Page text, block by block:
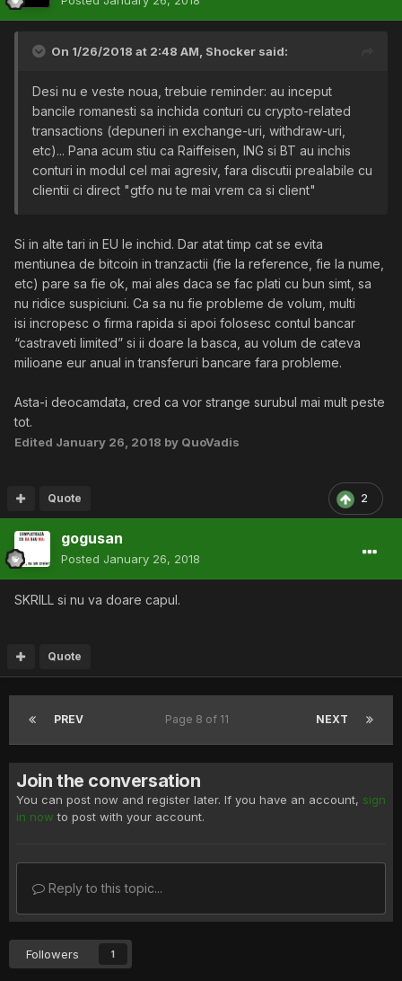
On 1/26/2018 at 2:48 AM, Shocker said:
Desi nu e veste noua, trebuie reminder: au inceput
bancile romanesti sa inchida conturi cu crypto-related
transactions (depuneri in exchange-uri, withdraw-uri,
etc)... Pana acum stiu ca Raiffeisen, ING si BT au inchis
conturi in modul cel mai agresiv, fara discutii prealabile cu
clientii ci direct "gtfo nu te mai vrem ca si client"
Si in alte tari in EU le inchid. Dar atat timp cat se evita
mentiunea de bitcoin in tranzactii (fie la reference, fie la nume,
etc) pare sa fie ok, mai ales daca se fac plati cu bun simt, sa
nu ridice suspiciuni. Ca sa nu fie probleme de volum, multi
isi incropesc o firma rapida si apoi folosesc contul bancar
“castraveti limited” si ii doare la basca, au volum de cateva
milioane eur anual in transferuri bancare fara probleme.
Asta-i deocamdata, cred ca vor strange surubul mai mult peste
tot.
Edited January 26, 2018 by QuoVadis
2
Quote
gogusan
Posted January 26, 2018
SKRILL si nu va doare capul.
Quote
PREV NEXT
Page 8 of 11
Join the conversation
You can post now and register later. If you have an account, sign
in now to post with your account.
Reply to this topic...
Followers 1